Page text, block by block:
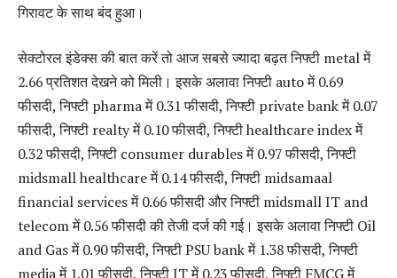
गिरावट के साथ बंद हुआ।
सेक्टोरल इंडेक्स की बात करें तो आज सबसे ज्यादा बढ़त निफ्टी metal में
2.66 प्रतिशत देखने को मिली। इसके अलावा निफ्टी auto में 0.69
फीसदी, निफ्टी pharma में 0.31 फीसदी, निफ्टी private bank में 0.07
फीसदी, निफ्टी realty में 0.10 फीसदी, निफ्टी healthcare index में
0.32 फीसदी, निफ्टी consumer durables में 0.97 फीसदी, निफ्टी
midsmall healthcare में 0.14 फीसदी, निफ्टी midsamaal
financial services में 0.66 फीसदी और निफ्टी midsmall IT and
telecom में 0.56 फीसदी की तेजी दर्ज की गई। इसके अलावा निफ्टी Oil
and Gas में 0.90 फीसदी, निफ्टी PSU bank में 1.38 फीसदी, निफ्टी
media में 1.01 फीसदी, निफ्टी IT में 0.23 फीसदी, निफ्टी FMCG में